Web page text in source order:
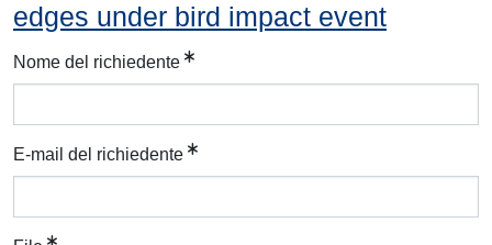
edges under bird impact event
Nome del richiedente
E-mail del richiedente